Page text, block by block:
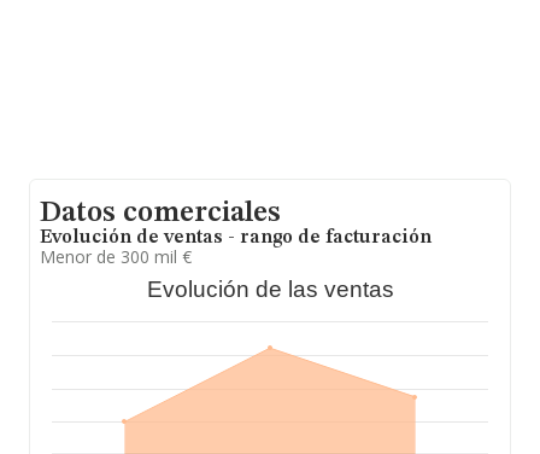
Datos comerciales
Evolución de ventas - rango de facturación
Menor de 300 mil €
Evolución de las ventas